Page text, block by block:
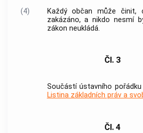
(4)
Každý občan může činit,
zakázáno, a nikdo nesmí
zákon neukládá.
Čl. 3
Součástí ústavního pořádku
Listina základních práv a
Čl. 4